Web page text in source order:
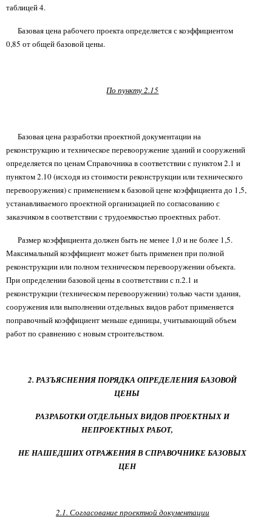
таблицей 4.
Базовая цена рабочего проекта определяется с коэффициентом
0,85 от общей базовой цены.
По пункту 2.15
Базовая цена разработки проектной документации на
реконструкцию и техническое перевооружение зданий и сооружений
определяется по ценам Справочника в соответствии с пунктом 2.1 и
пунктом 2.10 (исходя из стоимости реконструкции или технического
перевооружения) с применением к базовой цене коэффициента до 1,5,
устанавливаемого проектной организацией по согласованию с
заказчиком в соответствии с трудоемкостью проектных работ.
Размер коэффициента должен быть не менее 1,0 и не более 1,5.
Максимальный коэффициент может быть применен при полной
реконструкции или полном техническом перевооружении объекта.
При определении базовой цены в соответствии с п.2.1 и
реконструкции (техническом перевооружении) только части здания,
сооружения или выполнении отдельных видов работ применяется
поправочный коэффициент меньше единицы, учитывающий объем
работ по сравнению с новым строительством.
2. РАЗЪЯСНЕНИЯ ПОРЯДКА ОПРЕДЕЛЕНИЯ БАЗОВОЙ
ЦЕНЫ
РАЗРАБОТКИ ОТДЕЛЬНЫХ ВИДОВ ПРОЕКТНЫХ И
НЕПРОЕКТНЫХ РАБОТ,
НЕ НАШЕДШИХ ОТРАЖЕНИЯ В СПРАВОЧНИКЕ БАЗОВЫХ
ЦЕН
2.1. Согласование проектной документации